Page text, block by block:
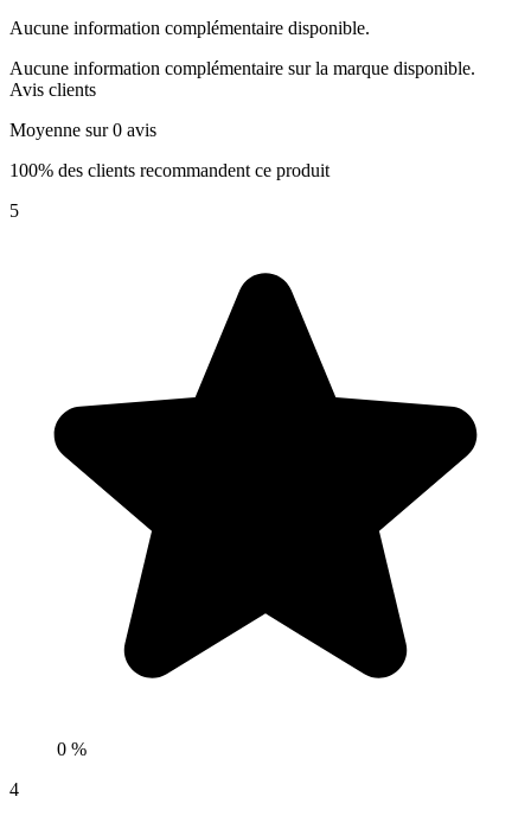
Aucune information complémentaire disponible.
Aucune information complémentaire sur la marque disponible.
Avis clients
Moyenne sur 0 avis
100% des clients recommandent ce produit
5
0 %
4